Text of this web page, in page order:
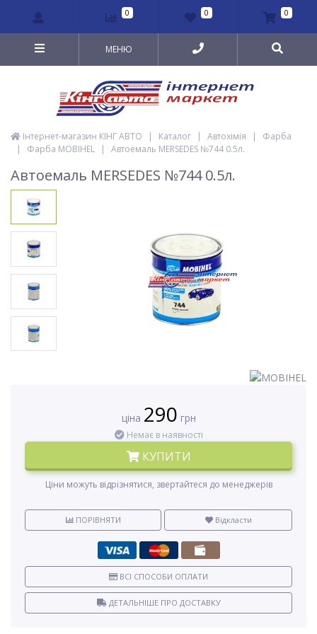
0 0 0
МЕНЮ
Інтернет-магазин КІНГ АВТО | Каталог | Автохімія |
Фарба
|
Фарба MOBIHEL | Автоемаль MERSEDES №744 0.5л.
Автоемаль MERSEDES №744 0.5л.
ціна 290 грн
Немає в наявності
КУПИТИ
Ціни можуть відрізнятися, звертайтеся до менеджерів
ПОРІВНЯТИ Відкласти
ВСІ СПОСОБИ ОПЛАТИ
ДЕТАЛЬНІШЕ ПРО ДОСТАВКУ